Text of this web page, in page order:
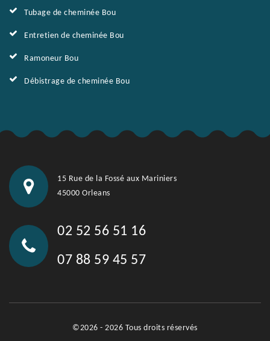
Tubage de cheminée Bou
Entretien de cheminée Bou
Ramoneur Bou
Débistrage de cheminée Bou
15 Rue de la Fossé aux Mariniers
45000 Orleans
02 52 56 51 16
07 88 59 45 57
©2026 - 2026 Tous droits réservés